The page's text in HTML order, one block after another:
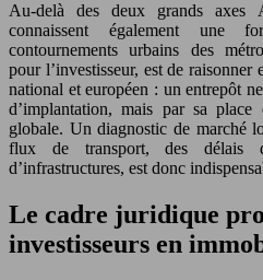
Au-delà des deux grands axes
connaissent également une
contournements urbains des
pour l’investisseur, est de
national et européen : un entrepôt
d’implantation, mais par sa
globale. Un diagnostic de marché
flux de transport, des délais
d’infrastructures, est donc
Le cadre juridique
investisseurs en